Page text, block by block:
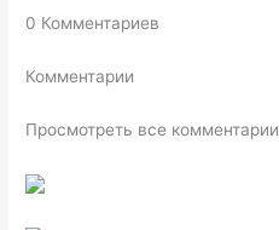
0 Комментариев
Комментарии
Просмотреть все комментарии